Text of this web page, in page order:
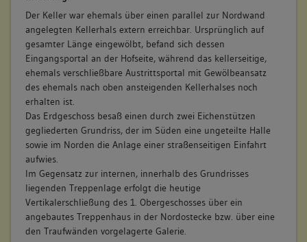
Der Keller war ehemals über einen parallel zur Nordwand
angelegten Kellerhals extern erreichbar. Ursprünglich auf
gesamter Länge eingewölbt, befand sich dessen
Eingangsportal an der Hofseite, während das kellerseitige,
ehemals verschließbare Austrittsportal mit Gewölbeansatz
des ehemals nach oben ansteigenden Kellerhalses noch
erhalten ist.
Das Erdgeschoss besaß einen durch zwei Eichenstützen
gegliederten Grundriss, der im Süden eine ungeteilte Halle
sowie im Norden die Anlage einer straßenseitigen Einfahrt
aufwies.
Im Gegensatz zur internen, innerhalb des Grundrisses
liegenden Treppenlage erfolgt die heutige
Vertikalerschließung des 1. Obergeschosses über ein
angebautes Treppenhaus in der Nordostecke bzw. über eine
den Traufwänden vorgelagerte Galerie.